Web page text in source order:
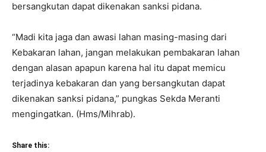
bersangkutan dapat dikenakan sanksi pidana.
“Madi kita jaga dan awasi lahan masing-masing dari
Kebakaran lahan, jangan melakukan pembakaran lahan
dengan alasan apapun karena hal itu dapat memicu
terjadinya kebakaran dan yang bersangkutan dapat
dikenakan sanksi pidana,” pungkas Sekda Meranti
mengingatkan. (Hms/Mihrab).
Share this: